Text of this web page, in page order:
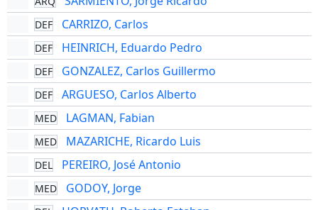
DEF CARRIZO, Carlos
DEF HEINRICH, Eduardo Pedro
DEF GONZALEZ, Carlos Guillermo
DEF ARGUESO, Carlos Alberto
MED LAGMAN, Fabian
MED MAZARICHE, Ricardo Luis
DEL PEREIRO, José Antonio
MED GODOY, Jorge